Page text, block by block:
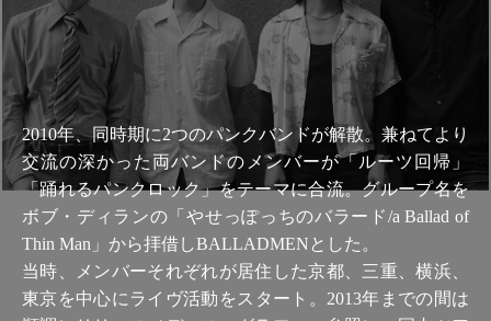
2010年、同時期に2つのパンクバンドが解散。兼ねてより
交流の深かった両バンドのメンバーが「ルーツ回帰」
「踊れるパンクロック」をテーマに合流。グループ名を
ボブ・ディランの「やせっぽっちのバラード/a Ballad of
Thin Man」から拝借しBALLADMENとした。
当時、メンバーそれぞれが居住した京都、三重、横浜、
東京を中心にライヴ活動をスタート。2013年までの間は